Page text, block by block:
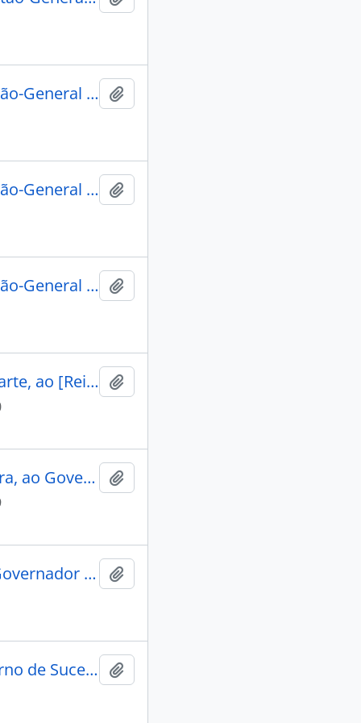
CARTA dos Vereadores da Câmara ao Governador e Capitão-General da Capitania de Mato Grosso, João Carlos Augusto D'Oeynhausen e Gravemberg, informando o envio da relação dos criadores de gado que podem utilizar o açougue da Vila do Cuiabá.
CARTA dos Vereadores da Câmara ao Governador e Capitão-General da Capitania de Mato Grosso, João Carlos Augusto D'Oeynhausen e Gravemberg, informando sobre as condições em que foi nomeado o juiz almotacé, bem como sobre suas obrigações.
CARTA dos Vereadores da Câmara ao Governador e Capitão-General da Capitania de Mato Grosso, João Carlos Augusto D'Oeynhausen e Gravemberg, informando sobre a publicação do edital de concorrência do arremate do talho da carne de vaca, de interesse dos criadores de gado.
CARTA do Juiz de Fora da Vila do Cuiabá, João Baptista Duarte, ao [Rei D. José], informando que enviou a Câmara, conforme provisão, os livros de registro dos manifestos das aguardentes e peso das reses que se abatem nos açougues deste distrito.
CARTA do Juiz de Fora da Vila do Cuiabá, José Carlos Pereira, ao Governador e Capitão-General da Capitania de Mato Grosso, Luís de Albuquerque de Melo Pereira e Cáceres.
CARTA do Juiz de Fora, Luís Manoel de Moura Cabral, ao Governador e Capitão-General da Capitania de Mato Grosso, Caetano Pinto de Miranda e Montenegro.
CARTA do Juiz de Fora, Antônio Gomes da Costa, ao Governo de Sucessão.